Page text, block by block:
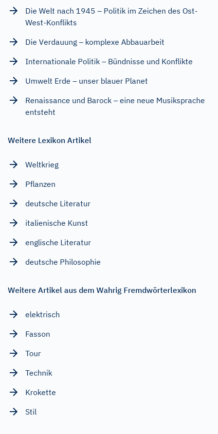
Die Welt nach 1945 – Politik im Zeichen des Ost-
West-Konflikts
Die Verdauung – komplexe Abbauarbeit
Internationale Politik – Bündnisse und Konflikte
Umwelt Erde – unser blauer Planet
Renaissance und Barock – eine neue Musiksprache
entsteht
Weitere Lexikon Artikel
Weltkrieg
Pflanzen
deutsche Literatur
italienische Kunst
englische Literatur
deutsche Philosophie
Weitere Artikel aus dem Wahrig Fremdwörterlexikon
elektrisch
Fasson
Tour
Technik
Krokette
Stil